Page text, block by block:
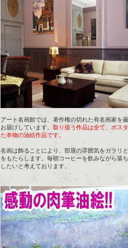
アート名画館では、著作権の切れた有名画家を
お届けしています。 取り扱う作品は全て、ポス
た本物の油絵作品です。
名画は飾ることにより、部屋の雰囲気をガラリ
をもたらします。毎朝コーヒーを飲みながら落
したいと考えております。